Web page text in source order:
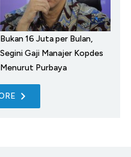
Bukan 16 Juta per Bulan,
Segini Gaji Manajer Kopdes
Menurut Purbaya